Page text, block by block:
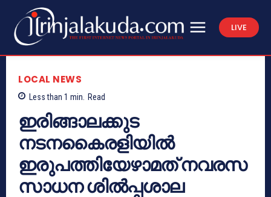
LIVE
LOCAL NEWS
Less than 1 min. Read
ഇരിങ്ങാലക്കുട
നടനകൈരളിയില്‍
ഇരുപത്തിയേഴാമത് നവരസ
സാധന ശില്‍പ്പശാല